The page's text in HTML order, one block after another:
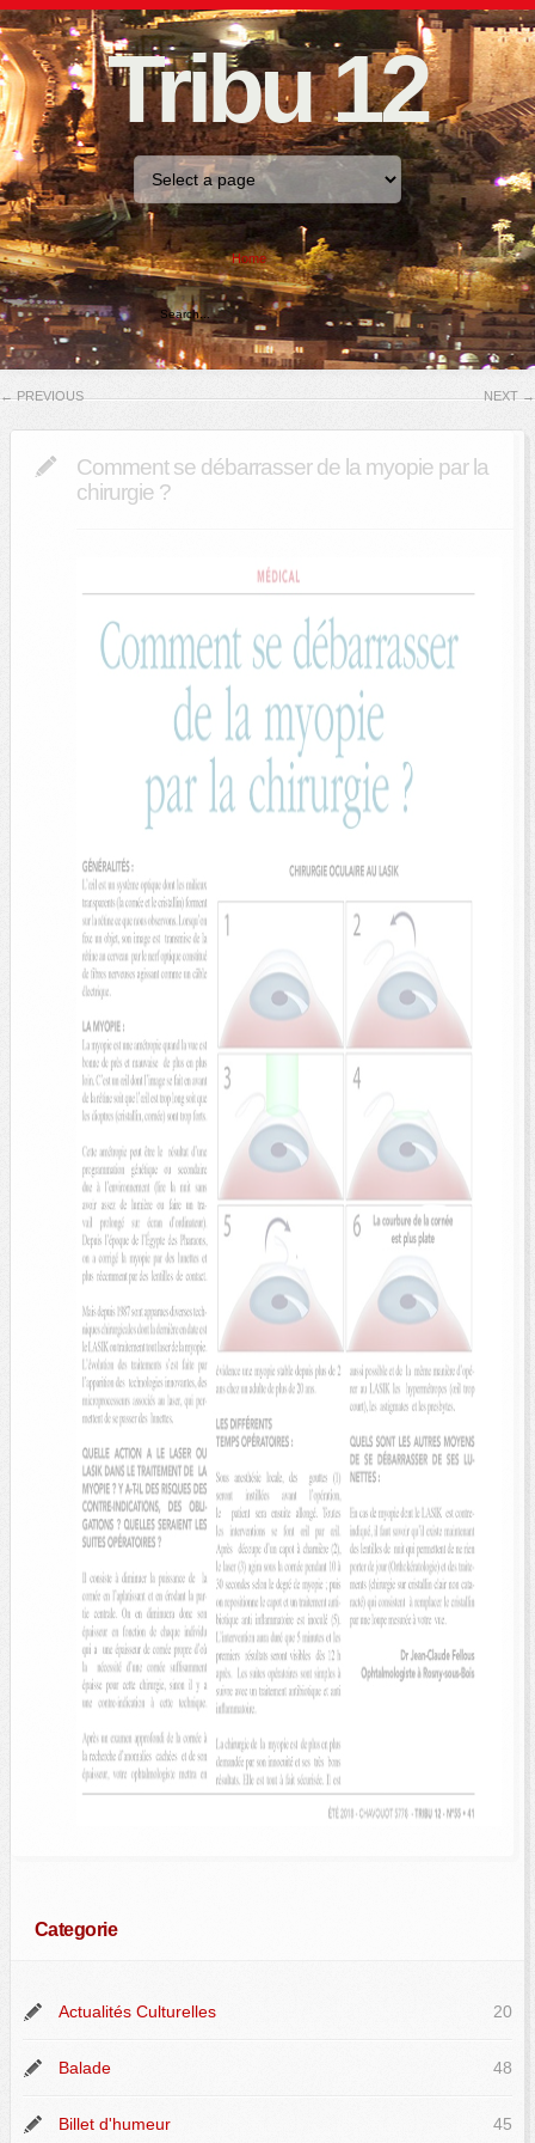
Tribu 12
Home
← PREVIOUS NEXT →
Comment se débarrasser de la myopie par la
chirurgie ?
Categorie
Actualités Culturelles 20
Balade 48
Billet d'humeur 45